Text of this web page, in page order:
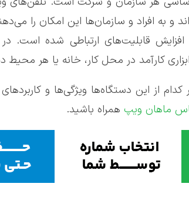
و به افراد و سازمان‌ها این امکان را
قابلیت‌های ارتباطی شده است. در
کارآمد در محل کار، خانه یا هر محیط
از این دستگاه‌ها ویژگی‌ها و
ماهان ویپ همراه باشید.